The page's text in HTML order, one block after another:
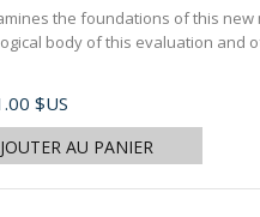
the foundations of this
body of this evaluation and
$US
AU PANIER